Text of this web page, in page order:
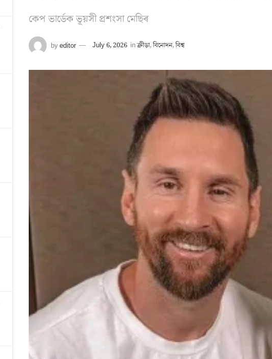
কেপ ভাৰ্ডেক ভূয়সী প্ৰশংসা মেছিৰ
byeditor July 6, 2026 inক্ৰীড়া,বিনোদন,বিশ্ব